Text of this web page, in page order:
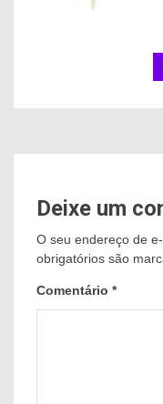
Deixe um
O seu endereço de
obrigatórios são
Comentário *